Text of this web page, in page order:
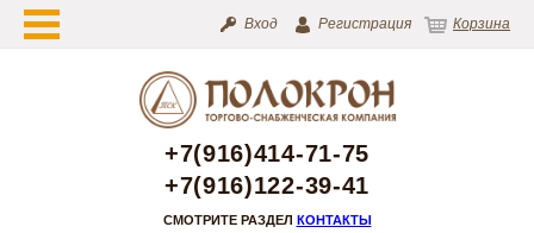
Вход Регистрация Корзина
+7(916)414-71-75
+7(916)122-39-41
СМОТРИТЕ РАЗДЕЛ КОНТАКТЫ